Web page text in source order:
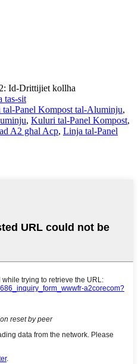
Id-Drittijiet kollha
tas-sit
Panel Kompost tal-Aluminju,
, Kuluri tal-Panel Kompost,
A2 għal Acp, Linja tal-Panel